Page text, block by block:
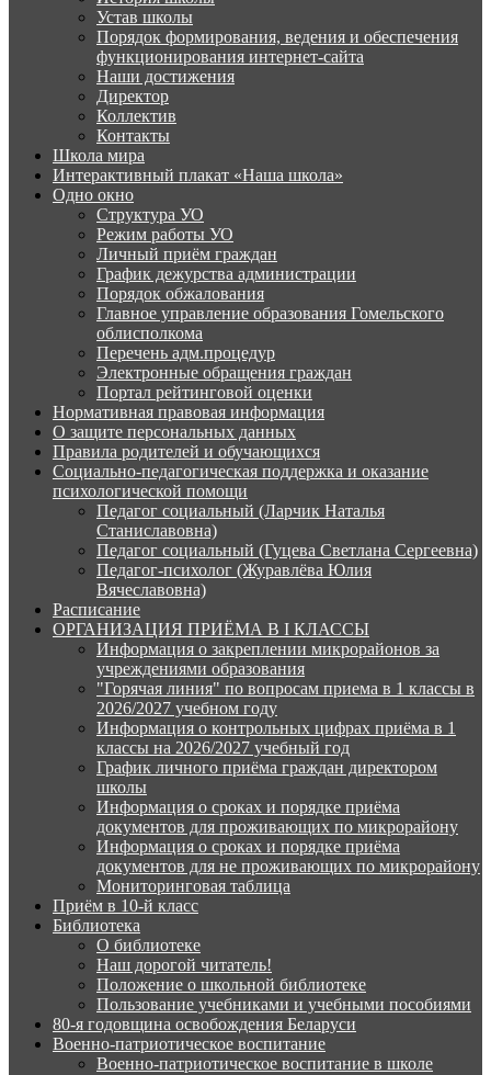
Устав школы
Порядок формирования, ведения и обеспечения
функционирования интернет-сайта
Наши достижения
Директор
Коллектив
Контакты
Школа мира
Интерактивный плакат «Наша школа»
Одно окно
Структура УО
Режим работы УО
Личный приём граждан
График дежурства администрации
Порядок обжалования
Главное управление образования Гомельского
облисполкома
Перечень адм.процедур
Электронные обращения граждан
Портал рейтинговой оценки
Нормативная правовая информация
О защите персональных данных
Правила родителей и обучающихся
Социально-педагогическая поддержка и оказание
психологической помощи
Педагог социальный (Ларчик Наталья
Станиславовна)
Педагог социальный (Гуцева Светлана Сергеевна)
Педагог-психолог (Журавлёва Юлия
Вячеславовна)
Расписание
ОРГАНИЗАЦИЯ ПРИЁМА В I КЛАССЫ
Информация о закреплении микрорайонов за
учреждениями образования
"Горячая линия" по вопросам приема в 1 классы в
2026/2027 учебном году
Информация о контрольных цифрах приёма в 1
классы на 2026/2027 учебный год
График личного приёма граждан директором
школы
Информация о сроках и порядке приёма
документов для проживающих по микрорайону
Информация о сроках и порядке приёма
документов для не проживающих по микрорайону
Мониторинговая таблица
Приём в 10-й класс
Библиотека
О библиотеке
Наш дорогой читатель!
Положение о школьной библиотеке
Пользование учебниками и учебными пособиями
80-я годовщина освобождения Беларуси
Военно-патриотическое воспитание
Военно-патриотическое воспитание в школе